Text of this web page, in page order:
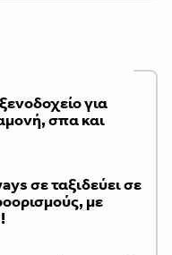
για
σπα και
σε ταξιδεύει σε
με